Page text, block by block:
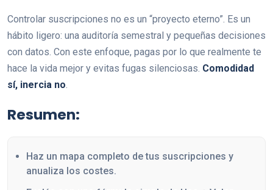
Controlar suscripciones no es un “proyecto eterno”. Es un
hábito ligero: una auditoría semestral y pequeñas decisiones
con datos. Con este enfoque, pagas por lo que realmente te
hace la vida mejor y evitas fugas silenciosas. Comodidad
sí, inercia no.
Resumen:
Haz un mapa completo de tus suscripciones y
anualiza los costes.